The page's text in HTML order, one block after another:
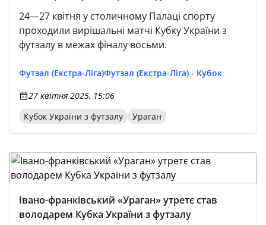
24—27 квітня у столичному Палаці спорту
проходили вирішальні матчі Кубку України з
футзалу в межах фіналу восьми.
Футзал (Екстра-Ліга)Футзал (Екстра-Ліга) - Кубок
27 квітня 2025, 15:06
Кубок України з футзалу
Ураган
Івано-франківський «Ураган» утретє став
володарем Кубка України з футзалу